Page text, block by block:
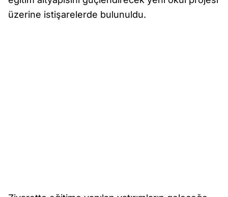
üzerine istişarelerde bulunuldu.